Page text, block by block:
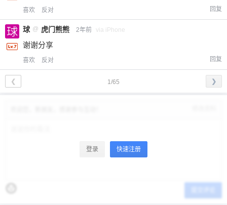
喜欢 反对 回复
球 @ 虎门熊熊 2年前 via iPhone
谢谢分享
喜欢 反对 回复
1/65
❮ ❯
登录 快速注册